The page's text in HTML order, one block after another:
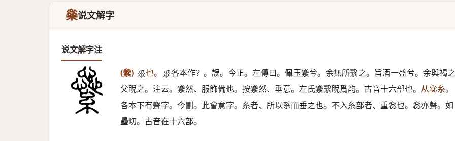
橤说文解字
说文解字注
(繠) 𠂹 也。 𠂹 各本作？。誤。今正。左傳曰。佩玉繠兮。余無所繫之。旨酒一盛兮。余與褐之
父睨之。注云。繠然、服飾僃也。按繠然、垂意。左氏繠繫睨爲韵。古音十六部也。 从惢糸。
各本下有聲字。今刪。此會意字。糸者、所以系而垂之也。不入糸部者、重惢也。惢亦聲。如
壘切。古音在十六部。